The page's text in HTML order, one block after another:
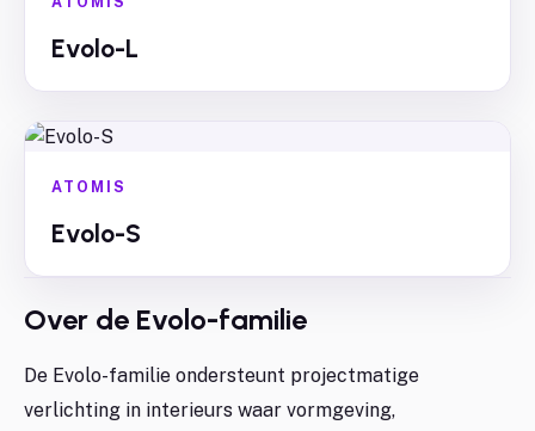
Evolo-L
ATOMIS
Evolo-S
Over de Evolo-familie
De Evolo-familie ondersteunt projectmatige
verlichting in interieurs waar vormgeving,